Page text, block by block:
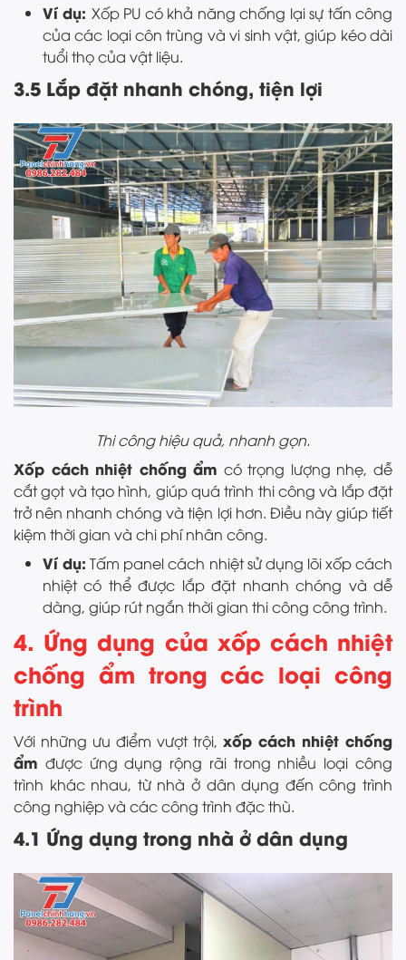
Ví dụ: Xốp PU có khả năng chống lại sự tấn công
của các loại côn trùng và vi sinh vật, giúp kéo dài
tuổi thọ của vật liệu.
3.5 Lắp đặt nhanh chóng, tiện lợi
Thi công hiệu quả, nhanh gọn.
Xốp cách nhiệt chống ẩm có trọng lượng nhẹ, dễ
cắt gọt và tạo hình, giúp quá trình thi công và lắp đặt
trở nên nhanh chóng và tiện lợi hơn. Điều này giúp tiết
kiệm thời gian và chi phí nhân công.
Ví dụ: Tấm panel cách nhiệt sử dụng lõi xốp cách
nhiệt có thể được lắp đặt nhanh chóng và dễ
dàng, giúp rút ngắn thời gian thi công công trình.
4. Ứng dụng của xốp cách nhiệt
chống ẩm trong các loại công
trình
Với những ưu điểm vượt trội, xốp cách nhiệt chống
ẩm được ứng dụng rộng rãi trong nhiều loại công
trình khác nhau, từ nhà ở dân dụng đến công trình
công nghiệp và các công trình đặc thù.
4.1 Ứng dụng trong nhà ở dân dụng